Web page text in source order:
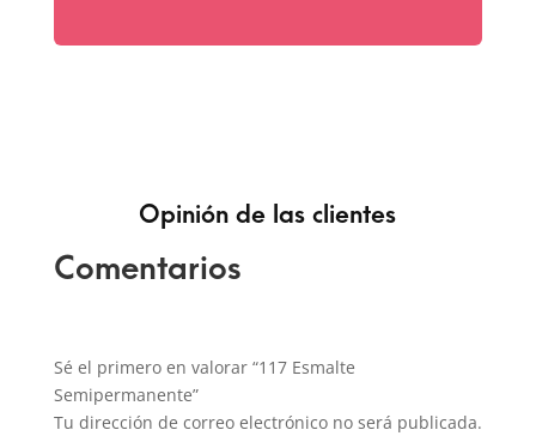
Opinión de las clientes
Comentarios
Sé el primero en valorar “117 Esmalte
Semipermanente”
Tu dirección de correo electrónico no será publicada.